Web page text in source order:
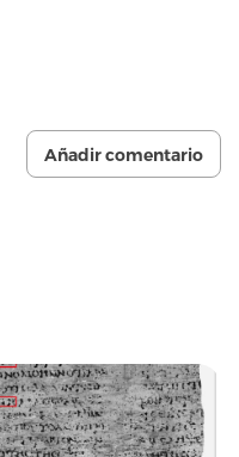
Añadir comentario